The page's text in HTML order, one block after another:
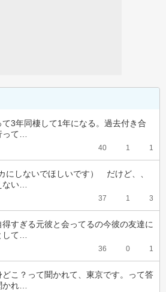
3年同棲して1年になる。過去付き合
て…
40 1 1
にしないでほしいです）　だけど、、
い…
37 1 3
すぎる元彼と会ってるの今彼の友達に
して…
36 0 1
こ？って聞かれて、東京です。って答
れ…